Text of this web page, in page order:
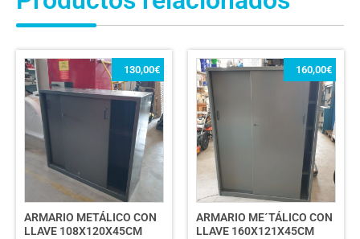
ARMARIO METÁLICO CON
LLAVE 108X120X45CM
130,00€
ARMARIO ME´TÁLICO CON
LLAVE 160X121X45CM
160,00€